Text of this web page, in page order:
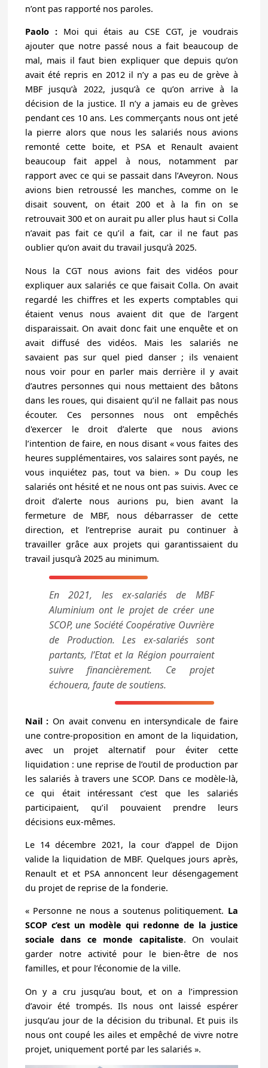
n’ont pas rapporté nos paroles.
Paolo : Moi qui étais au CSE CGT, je voudrais
ajouter que notre passé nous a fait beaucoup de
mal, mais il faut bien expliquer que depuis qu’on
avait été repris en 2012 il n’y a pas eu de grève à
MBF jusqu’à 2022, jusqu’à ce qu’on arrive à la
décision de la justice. Il n’y a jamais eu de grèves
pendant ces 10 ans. Les commerçants nous ont jeté
la pierre alors que nous les salariés nous avions
remonté cette boite, et PSA et Renault avaient
beaucoup fait appel à nous, notamment par
rapport avec ce qui se passait dans l’Aveyron. Nous
avions bien retroussé les manches, comme on le
disait souvent, on était 200 et à la fin on se
retrouvait 300 et on aurait pu aller plus haut si Colla
n’avait pas fait ce qu’il a fait, car il ne faut pas
oublier qu’on avait du travail jusqu’à 2025.
Nous la CGT nous avions fait des vidéos pour
expliquer aux salariés ce que faisait Colla. On avait
regardé les chiffres et les experts comptables qui
étaient venus nous avaient dit que de l’argent
disparaissait. On avait donc fait une enquête et on
avait diffusé des vidéos. Mais les salariés ne
savaient pas sur quel pied danser ; ils venaient
nous voir pour en parler mais derrière il y avait
d’autres personnes qui nous mettaient des bâtons
dans les roues, qui disaient qu’il ne fallait pas nous
écouter. Ces personnes nous ont empêchés
d'exercer le droit d’alerte que nous avions
l’intention de faire, en nous disant « vous faites des
heures supplémentaires, vos salaires sont payés, ne
vous inquiétez pas, tout va bien. » Du coup les
salariés ont hésité et ne nous ont pas suivis. Avec ce
droit d’alerte nous aurions pu, bien avant la
fermeture de MBF, nous débarrasser de cette
direction, et l’entreprise aurait pu continuer à
travailler grâce aux projets qui garantissaient du
travail jusqu’à 2025 au minimum.
En 2021, les ex-salariés de MBF
Aluminium ont le projet de créer une
SCOP, une Société Coopérative Ouvrière
de Production. Les ex-salariés sont
partants, l’Etat et la Région pourraient
suivre financièrement. Ce projet
échouera, faute de soutiens.
Nail : On avait convenu en intersyndicale de faire
une contre-proposition en amont de la liquidation,
avec un projet alternatif pour éviter cette
liquidation : une reprise de l’outil de production par
les salariés à travers une SCOP. Dans ce modèle-là,
ce qui était intéressant c’est que les salariés
participaient, qu’il pouvaient prendre leurs
décisions eux-mêmes.
Le 14 décembre 2021, la cour d’appel de Dijon
valide la liquidation de MBF. Quelques jours après,
Renault et et PSA annoncent leur désengagement
du projet de reprise de la fonderie.
« Personne ne nous a soutenus politiquement. La
SCOP c’est un modèle qui redonne de la justice
sociale dans ce monde capitaliste. On voulait
garder notre activité pour le bien-être de nos
familles, et pour l’économie de la ville.
On y a cru jusqu’au bout, et on a l’impression
d’avoir été trompés. Ils nous ont laissé espérer
jusqu’au jour de la décision du tribunal. Et puis ils
nous ont coupé les ailes et empêché de vivre notre
projet, uniquement porté par les salariés ».